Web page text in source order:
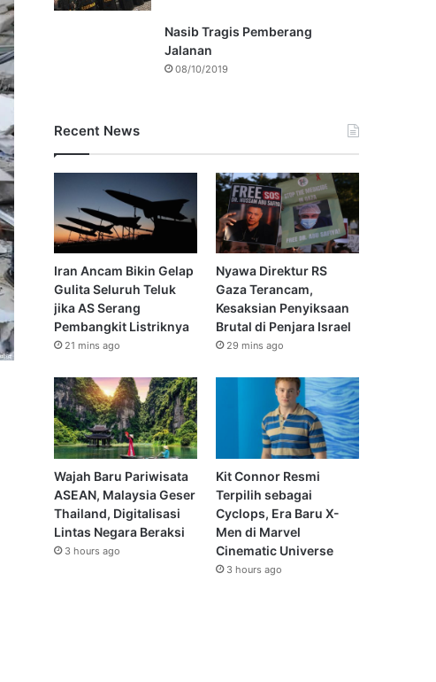
Nasib Tragis Pemberang
Jalanan
08/10/2019
Recent News
Iran Ancam Bikin Gelap
Gulita Seluruh Teluk
jika AS Serang
Pembangkit Listriknya
21 mins ago
Nyawa Direktur RS
Gaza Terancam,
Kesaksian Penyiksaan
Brutal di Penjara Israel
29 mins ago
Wajah Baru Pariwisata
ASEAN, Malaysia Geser
Thailand, Digitalisasi
Lintas Negara Beraksi
3 hours ago
Kit Connor Resmi
Terpilih sebagai
Cyclops, Era Baru X-
Men di Marvel
Cinematic Universe
3 hours ago